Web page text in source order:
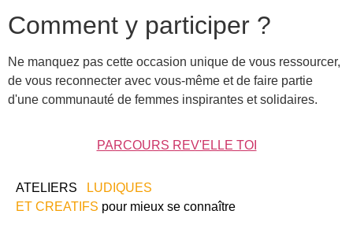
Comment y participer ?
Ne manquez pas cette occasion unique de vous ressourcer,
de vous reconnecter avec vous-même et de faire partie
d'une communauté de femmes inspirantes et solidaires.
PARCOURS REV'ELLE TOI
ATELIERS
LUDIQUES
ET CREATIFS pour mieux se connaître